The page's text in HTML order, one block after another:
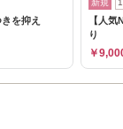
を抑え
新規
【人
り
￥